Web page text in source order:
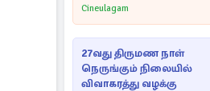
Cineulagam
27வது திருமண நாள்
நெருங்கும் நிலையில்
விவாகரத்து வழக்கு